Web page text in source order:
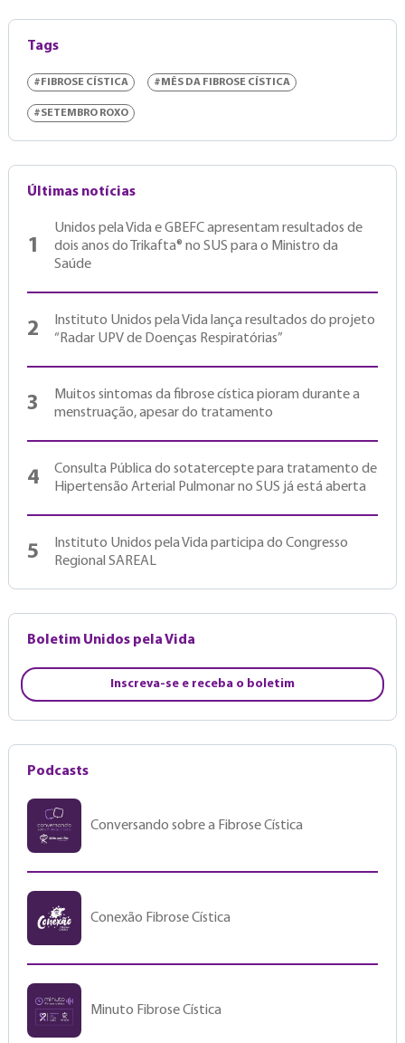
Tags
#FIBROSE CÍSTICA #MÊS DA FIBROSE CÍSTICA
#SETEMBRO ROXO
Últimas notícias
1
Unidos pela Vida e GBEFC apresentam resultados de
dois anos do Trikafta® no SUS para o Ministro da
Saúde
2
Instituto Unidos pela Vida lança resultados do projeto
“Radar UPV de Doenças Respiratórias”
3
Muitos sintomas da fibrose cística pioram durante a
menstruação, apesar do tratamento
4
Consulta Pública do sotatercepte para tratamento de
Hipertensão Arterial Pulmonar no SUS já está aberta
5
Instituto Unidos pela Vida participa do Congresso
Regional SAREAL
Boletim Unidos pela Vida
Inscreva-se e receba o boletim
Podcasts
Conversando sobre a Fibrose Cística
Conexão Fibrose Cística
Minuto Fibrose Cística